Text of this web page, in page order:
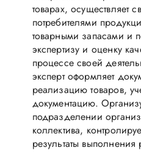
товарах, осуществляет
потребителями
товарными запасами и
экспертизу и оценку
процессе своей
эксперт оформляет
реализацию товаров,
документацию.
подразделении
коллектива,
результаты